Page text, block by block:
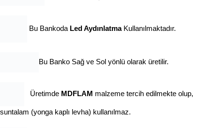
Bu Bankoda Led AydınlatmaKullanılmaktadır.
Bu Banko Sağ ve Sol yönlü olarak üretilir.
Üretimde MDFLAM malzeme tercih edilmekte olup,
suntalam (yonga kaplı levha) kullanılmaz.